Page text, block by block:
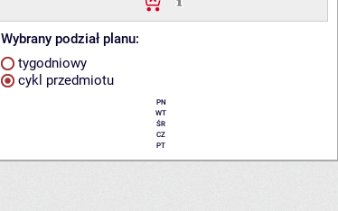
Wybrany podział planu:
tygodniowy
cykl przedmiotu
PN
WT
ŚR
CZ
PT